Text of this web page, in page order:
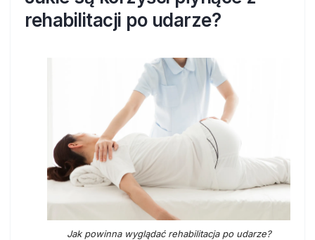
rehabilitacji po udarze?
Jak powinna wyglądać rehabilitacja po udarze?